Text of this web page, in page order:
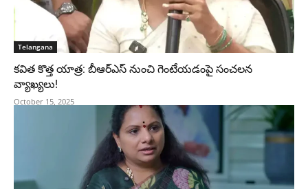
Telangana
కవిత కొత్త యాత్ర: బీఆర్ఎస్ నుంచి గెంటేయడంపై సంచలన
వ్యాఖ్యలు!
October 15, 2025